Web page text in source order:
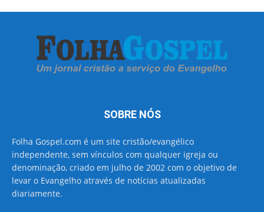
SOBRE NÓS
Folha Gospel.com é um site cristão/evangélico
independente, sem vínculos com qualquer igreja ou
denominação, criado em julho de 2002 com o objetivo de
levar o Evangelho através de notícias atualizadas
diariamente.